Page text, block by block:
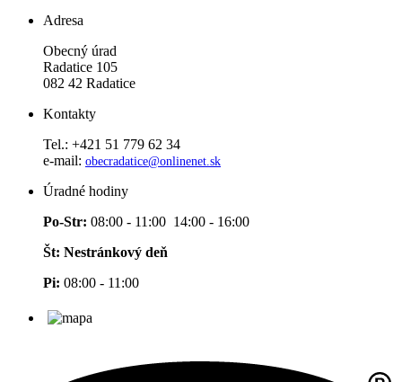
Adresa
Obecný úrad
Radatice 105
082 42 Radatice
Kontakty
Tel.: +421 51 779 62 34
e-mail: obecradatice@onlinenet.sk
Úradné hodiny
Po-Str: 08:00 - 11:00 14:00 - 16:00
Št: Nestránkový deň
Pi: 08:00 - 11:00